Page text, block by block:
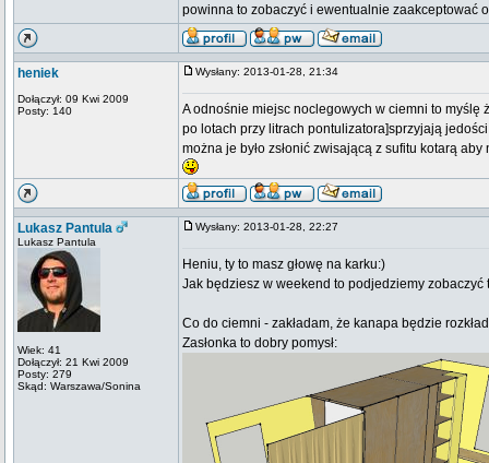
powinna to zobaczyć i ewentualnie zaakceptować
heniek
Dołączył: 09 Kwi 2009
Posty: 140
Wysłany: 2013-01-28, 21:34
A odnośnie miejsc noclegowych w ciemni to
po lotach przy litrach pontulizatora]sprzyjają
można je było zsłonić zwisającą z sufitu kotarą
Lukasz Pantula
Lukasz Pantula
Wiek: 41
Dołączył: 21 Kwi 2009
Posty: 279
Skąd: Warszawa/Sonina
Wysłany: 2013-01-28, 22:27
Heniu, ty to masz głowę na karku:)
Jak będziesz w weekend to podjedziemy zobaczyć
Co do ciemni - zakładam, że kanapa będzie
Zasłonka to dobry pomysł: